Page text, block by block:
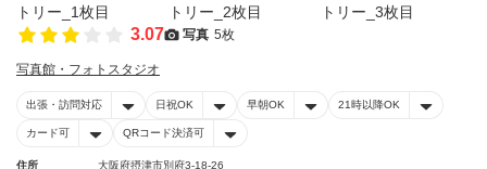
3.07 写真 5枚
写真館・フォトスタジオ
出張・訪問対応 日祝OK 早朝OK 21時以降OK
カード可 QRコード決済可
住所
大阪府摂津市別府3-18-26